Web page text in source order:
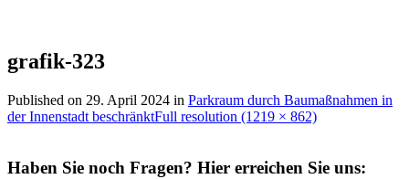
grafik-323
Published on 29. April 2024 in Parkraum durch Baumaßnahmen in
der Innenstadt beschränktFull resolution (1219 × 862)
Haben Sie noch Fragen? Hier erreichen Sie uns: